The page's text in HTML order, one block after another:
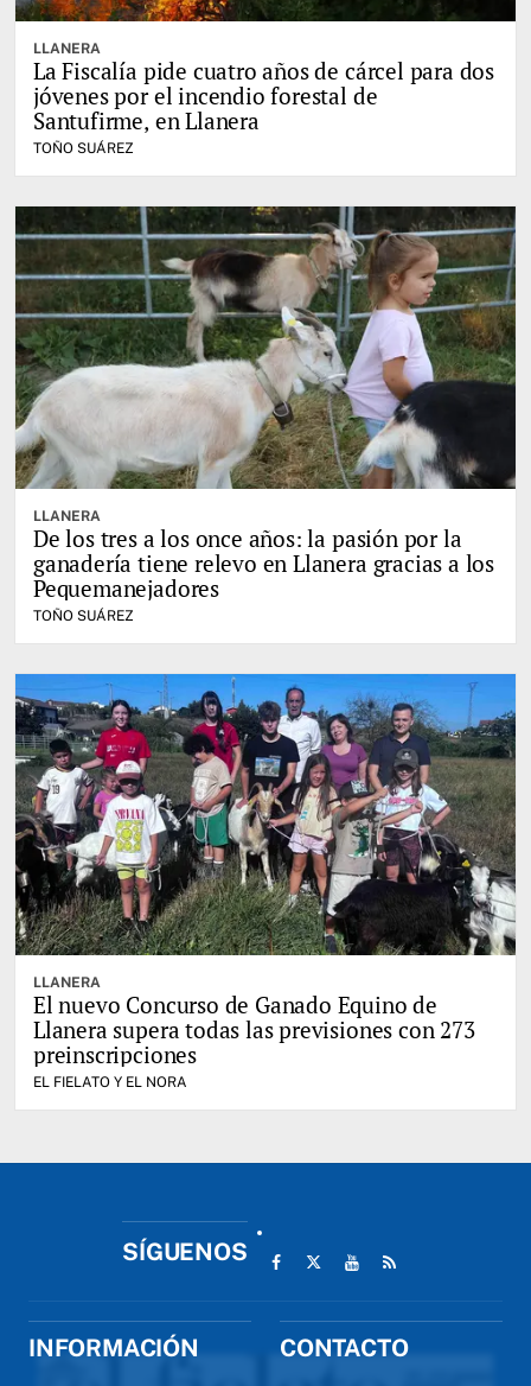
LLANERA
La Fiscalía pide cuatro años de cárcel para dos
jóvenes por el incendio forestal de
Santufirme, en Llanera
TOÑO SUÁREZ
LLANERA
De los tres a los once años: la pasión por la
ganadería tiene relevo en Llanera gracias a los
Pequemanejadores
TOÑO SUÁREZ
LLANERA
El nuevo Concurso de Ganado Equino de
Llanera supera todas las previsiones con 273
preinscripciones
EL FIELATO Y EL NORA
SÍGUENOS
INFORMACIÓN CONTACTO